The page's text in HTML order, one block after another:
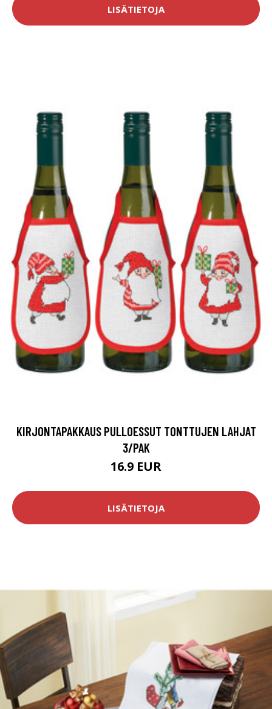
LISÄTIETOJA
KIRJONTAPAKKAUS PULLOESSUT TONTTUJEN LAHJAT
3/PAK
16.9 EUR
LISÄTIETOJA